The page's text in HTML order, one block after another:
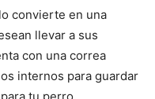
convierte en una
llevar a sus
con una correa
internos para guardar